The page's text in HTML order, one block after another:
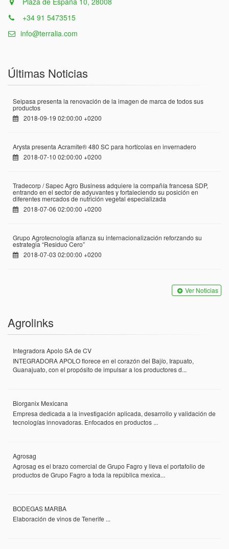
+34 91 5473515
info@terralia.com
Últimas Noticias
Seipasa presenta la renovación de la imagen de marca de todos sus
productos
2018-09-19 02:00:00 +0200
Arysta presenta Acramite® 480 SC para hortícolas en invernadero
2018-07-10 02:00:00 +0200
Tradecorp / Sapec Agro Business adquiere la compañía francesa SDP,
entrando en el sector de adyuvantes y fortaleciendo su posición en
diferentes mercados de nutrición vegetal especializada
2018-07-06 02:00:00 +0200
Grupo Agrotecnología afianza su internacionalización reforzando su
estrategia “Residuo Cero”
2018-07-03 02:00:00 +0200
Ver Noticias
Agrolinks
Integradora Apolo SA de CV
INTEGRADORA APOLO florece en el corazón del Bajío, Irapuato,
Guanajuato, con el propósito de impulsar a los productores d...
Biorganix Mexicana
Empresa dedicada a la investigación aplicada, desarrollo y validación de
tecnologías innovadoras. Enfocados en productos ...
Agrosag
Agrosag es el brazo comercial de Grupo Fagro y lleva el portafolio de
productos de Grupo Fagro a toda la república mexica...
BODEGAS MARBA
Elaboración de vinos de Tenerife ...